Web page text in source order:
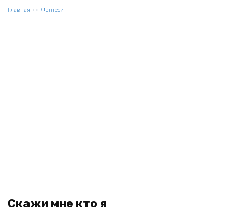
Главная Фэнтези
Скажи мне кто я